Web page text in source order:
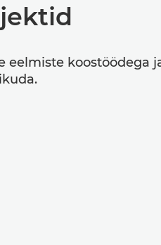
koostöödega